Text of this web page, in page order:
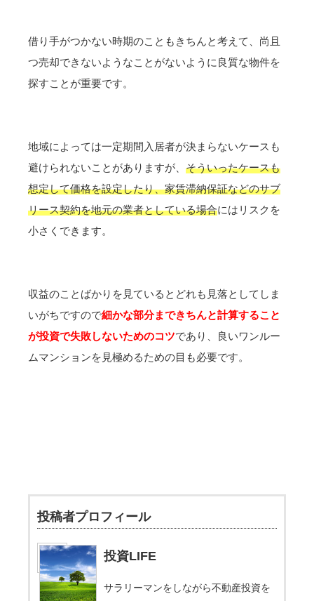
借り手がつかない時期のこともきちんと考えて、尚且
つ売却できないようなことがないように良質な物件を
探すことが重要です。
地域によっては一定期間入居者が決まらないケースも
避けられないことがありますが、 そういったケースも
想定して価格を設定したり、家賃滞納保証などのサブ
リース契約を地元の業者としている場合にはリスクを
小さくできます。
収益のことばかりを見ているとどれも見落としてしま
いがちですので細かな部分まできちんと計算すること
が投資で失敗しないためのコツであり、良いワンルー
ムマンションを見極めるための目も必要です。
投稿者プロフィール
投資LIFE
サラリーマンをしながら不動産投資を